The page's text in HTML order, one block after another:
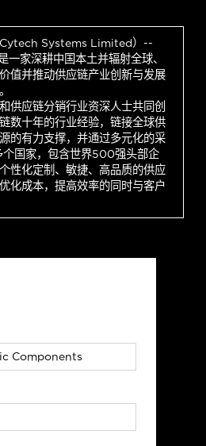
Cytech Systems Limited）--
一家深耕中国本土并辐射全球、
值并推动供应链产业创新与发展
供应链分销行业资深人士共同创
数十年的行业经验，链接全球供
的有力支撑，并通过多元化的采
国家，包含世界500强头部企
性化定制、敏捷、高品质的供应
化成本，提高效率的同时与客户